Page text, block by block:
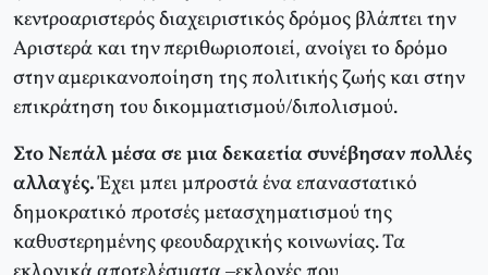
κεντροαριστερός διαχειριστικός δρόμος βλάπτει την
Αριστερά και την περιθωριοποιεί, ανοίγει το δρόμο
στην αμερικανοποίηση της πολιτικής ζωής και στην
επικράτηση του δικομματισμού/διπολισμού.
Στο Νεπάλ μέσα σε μια δεκαετία συνέβησαν πολλές
αλλαγές.Έχει μπει μπροστά ένα επαναστατικό
δημοκρατικό προτσές μετασχηματισμού της
καθυστερημένης φεουδαρχικής κοινωνίας. Τα